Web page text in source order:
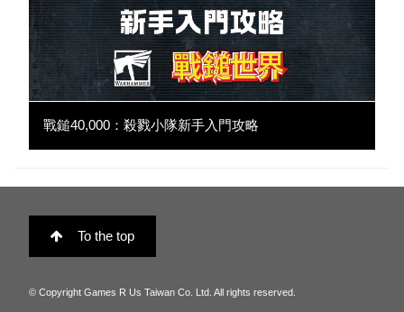
戰鎚40,000：殺戮小隊新手入門攻略
To the top
© Copyright Games R Us Taiwan Co. Ltd. All rights reserved.